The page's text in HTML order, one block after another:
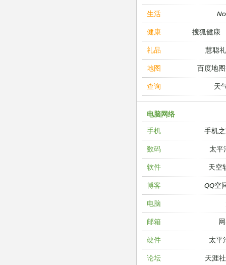
生活
健康 搜狐健康
礼品 慧聪
地图 百度地
查询 天
电脑网络
手机
手机
数码 太平
软件 天空
博客 QQ空
电脑
邮箱
硬件 太平
论坛 天涯